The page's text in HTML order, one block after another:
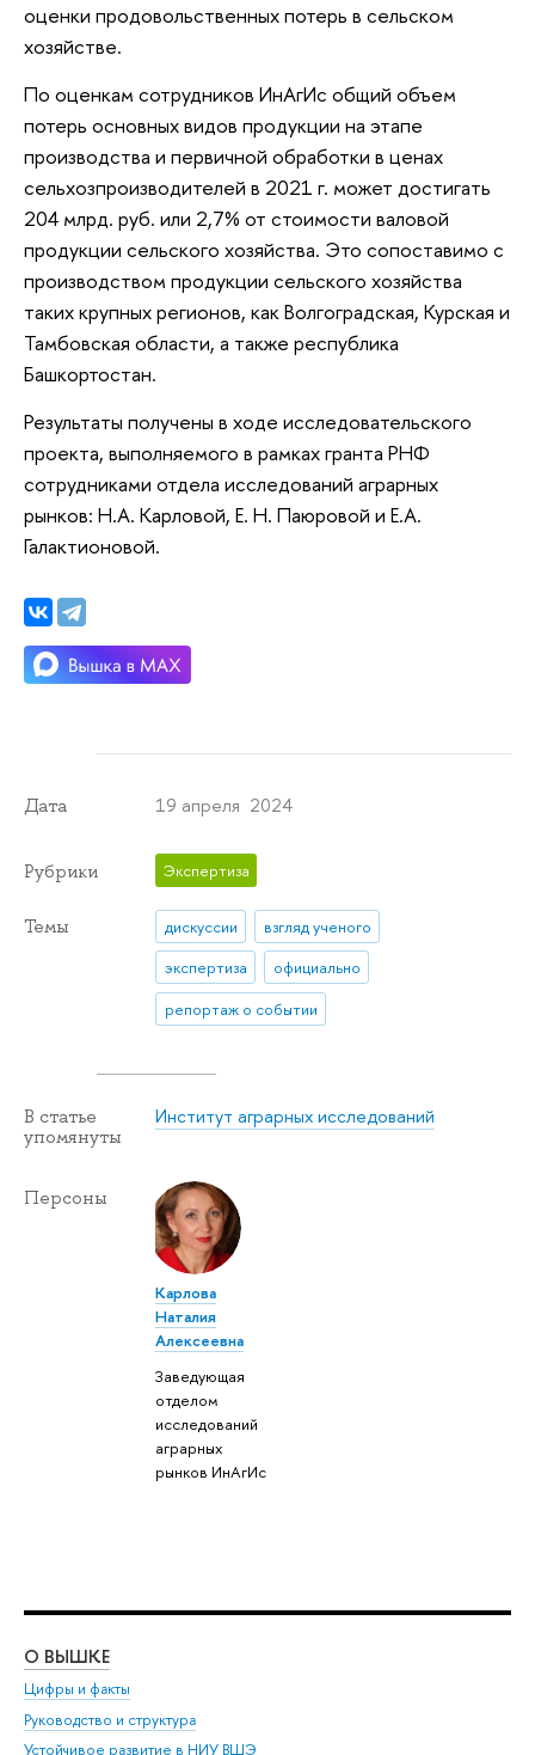
оценки продовольственных потерь в сельском
хозяйстве.
По оценкам сотрудников ИнАгИс общий объем
потерь основных видов продукции на этапе
производства и первичной обработки в ценах
сельхозпроизводителей в 2021 г. может достигать
204 млрд. руб. или 2,7% от стоимости валовой
продукции сельского хозяйства. Это сопоставимо с
производством продукции сельского хозяйства
таких крупных регионов, как Волгоградская, Курская и
Тамбовская области, а также республика
Башкортостан.
Результаты получены в ходе исследовательского
проекта, выполняемого в рамках гранта РНФ
сотрудниками отдела исследований аграрных
рынков: Н.А. Карловой, Е. Н. Паюровой и Е.А.
Галактионовой.
Дата 19 апреля 2024
Рубрики Экспертиза
Темы дискуссии
взгляд ученого
экспертиза
официально
репортаж о событии
В статье
упомянуты
Институт аграрных исследований
Персоны
Карлова
Наталия
Алексеевна
Заведующая
отделом
исследований
аграрных
рынков ИнАгИс
О ВЫШКЕ
Цифры и факты
Руководство и структура
Устойчивое развитие в НИУ ВШЭ